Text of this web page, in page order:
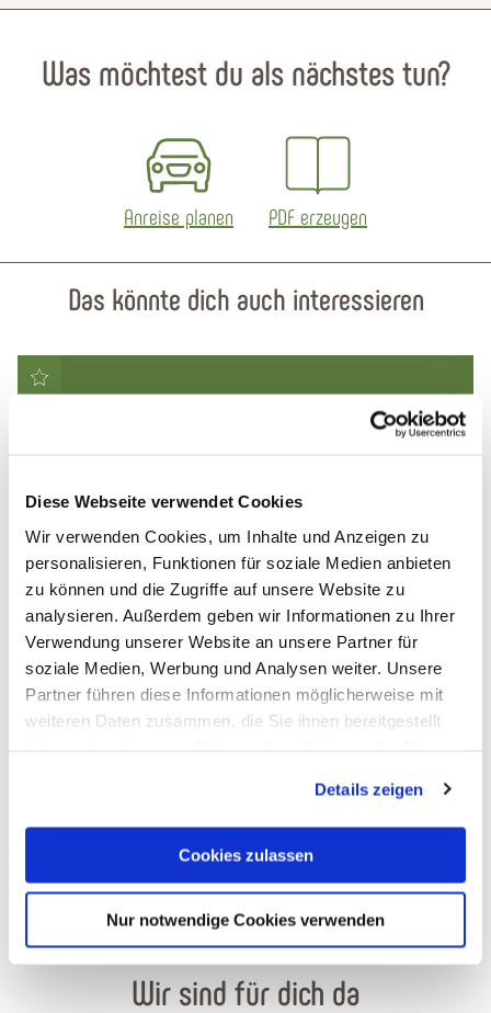
Diese Webseite verwendet Cookies
Wir verwenden Cookies, um Inhalte und Anzeigen zu
personalisieren, Funktionen für soziale Medien anbieten
zu können und die Zugriffe auf unsere Website zu
analysieren. Außerdem geben wir Informationen zu Ihrer
Verwendung unserer Website an unsere Partner für
soziale Medien, Werbung und Analysen weiter. Unsere
Partner führen diese Informationen möglicherweise mit
weiteren Daten zusammen, die Sie ihnen bereitgestellt
Cookies, wenn Sie unsere Webseite weiterhin nutzen.
Details zeigen
Cookies zulassen
Nur notwendige Cookies verwenden
Was möchtest du als nächstes tun?
Anreise planen PDF erzeugen
Das könnte dich auch interessieren
Zahnarzt Dr. Thomas Schoor
Bad Ems
Wir sind für dich da